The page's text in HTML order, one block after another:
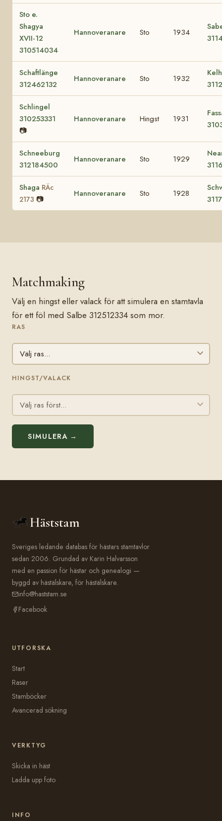
Sto e.
Shagya
XVII-12
310514034
Hannoveranare Sto 1934
Schaftlänge
312462132
Hannoveranare Sto 1932
Schlingel
310253331
📷
Hannoveranare Hingst 1931
Schneeburg
312184500
Hannoveranare Sto 1929
Shaga RÄc
2173 📷
Hannoveranare Sto 1928
Matchmaking
Välj en hingst eller valack för att simulera en stamtavla
för ett föl med Salbe 312512334 som mor.
RAS
HINGST/VALACK
SIMULERA →
Häststam
Sveriges ledande databas för hästars stamtavlor
sedan 2006. Grundad av Karin Halvarsson
med en passion för hästar och genealogi —
byggd av hästälskare, för hästälskare.
info@haststam.se
Facebook
UTFORSKA
Start
Raser
Stamböcker
Avancerad sökning
VERKTYG
Skicka in häst
Ladda upp foto
INFO